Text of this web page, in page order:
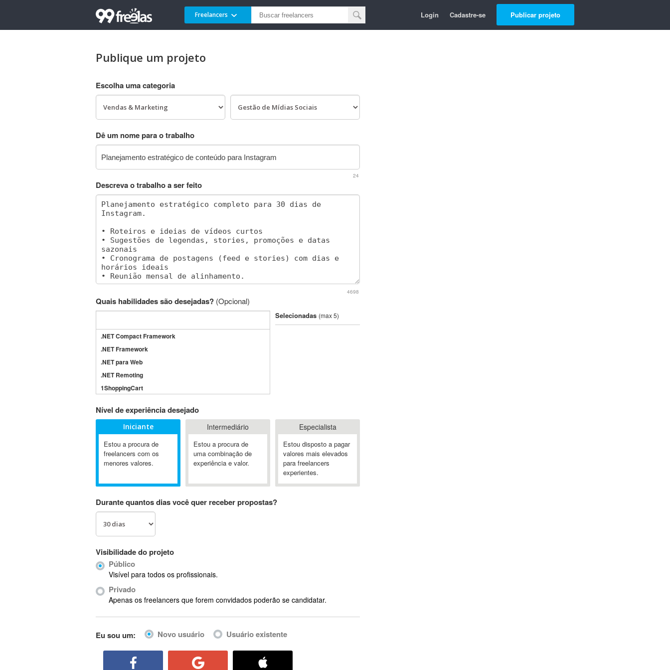
Freelancers Login Cadastre-se Publicar projeto
Publique um projeto
Escolha uma categoria
Dê um nome para o trabalho
24
Descreva o trabalho a ser feito
4698
Quais habilidades são desejadas? (Opcional)
.NET Compact Framework
.NET Framework
.NET para Web
.NET Remoting
1ShoppingCart
3GSM
4D Dimension
802.11
A&P
A-GPS
Ab Initio
ABIS
AbleCommerce
Ableton Live
Abstract Window Toolkit (AWT)
Selecionadas (max 5)
Nível de experiência desejado
Iniciante
Estou a procura de
freelancers com os
menores valores.
Intermediário
Estou a procura de
uma combinação de
experiência e valor.
Especialista
Estou disposto a pagar
valores mais elevados
para freelancers
experientes.
Durante quantos dias você quer receber propostas?
Visibilidade do projeto
Público
Visível para todos os profissionais.
Privado
Apenas os freelancers que forem convidados poderão se candidatar.
Eu sou um: Novo usuário Usuário existente